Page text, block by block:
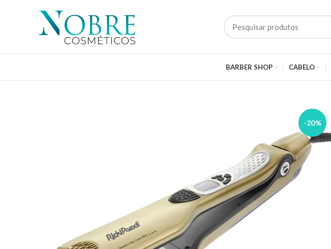
BARBER SHOP CABELO
-20%